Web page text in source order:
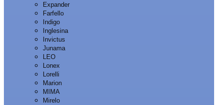
Expander
Farfello
Indigo
Inglesina
Invictus
Junama
LEO
Lonex
Lorelli
Marion
MIMA
Mirelo